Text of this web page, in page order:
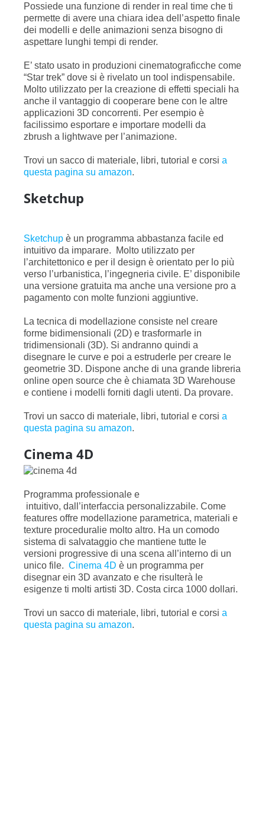
Possiede una funzione di render in real time che ti
permette di avere una chiara idea dell’aspetto finale
dei modelli e delle animazioni senza bisogno di
aspettare lunghi tempi di render.
E’ stato usato in produzioni cinematograficche come
“Star trek” dove si è rivelato un tool indispensabile.
Molto utilizzato per la creazione di effetti speciali ha
anche il vantaggio di cooperare bene con le altre
applicazioni 3D concorrenti. Per esempio è
facilissimo esportare e importare modelli da
zbrush a lightwave per l’animazione.
Trovi un sacco di materiale, libri, tutorial e corsi a
questa pagina su amazon.
Sketchup
Sketchup è un programma abbastanza facile ed
intuitivo da imparare. Molto utilizzato per
l’architettonico e per il design è orientato per lo più
verso l’urbanistica, l’ingegneria civile. E’ disponibile
una versione gratuita ma anche una versione pro a
pagamento con molte funzioni aggiuntive.
La tecnica di modellazione consiste nel creare
forme bidimensionali (2D) e trasformarle in
tridimensionali (3D). Si andranno quindi a
disegnare le curve e poi a estruderle per creare le
geometrie 3D. Dispone anche di una grande libreria
online open source che è chiamata 3D Warehouse
e contiene i modelli forniti dagli utenti. Da provare.
Trovi un sacco di materiale, libri, tutorial e corsi a
questa pagina su amazon.
Cinema 4D
Programma professionale e
intuitivo, dall’interfaccia personalizzabile. Come
features offre modellazione parametrica, materiali e
texture proceduralie molto altro. Ha un comodo
sistema di salvataggio che mantiene tutte le
versioni progressive di una scena all’interno di un
unico file. Cinema 4D è un programma per
disegnar ein 3D avanzato e che risulterà le
esigenze ti molti artisti 3D. Costa circa 1000 dollari.
Trovi un sacco di materiale, libri, tutorial e corsi a
questa pagina su amazon.